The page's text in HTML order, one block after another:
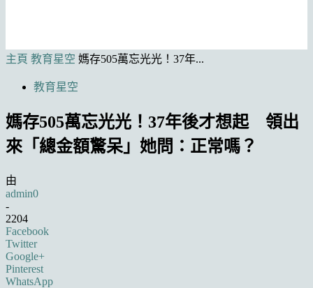
主頁 教育星空 媽存505萬忘光光！37年...
教育星空
媽存505萬忘光光！37年後才想起 領出
來「總金額驚呆」她問：正常嗎？
由
admin0
-
2204
Facebook
Twitter
Google+
Pinterest
WhatsApp